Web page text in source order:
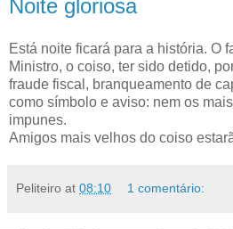
Noite gloriosa
Está noite ficará para a história. O
Ministro, o coiso, ter sido detido,
fraude fiscal, branqueamento de
como símbolo e aviso: nem os
impunes.
Amigos mais velhos do coiso
Peliteiro at 08:10 1 comentário: